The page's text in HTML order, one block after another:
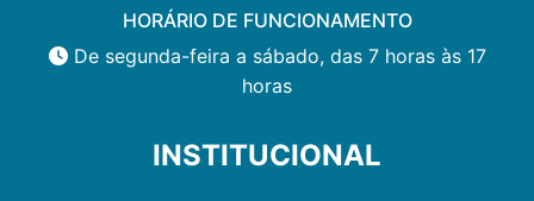
HORÁRIO DE FUNCIONAMENTO
De segunda-feira a sábado, das 7 horas às 17
horas
INSTITUCIONAL